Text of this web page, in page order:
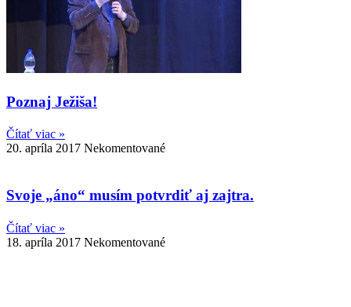
Poznaj Ježiša!
Čítať viac »
20. apríla 2017 Nekomentované
Svoje „áno“ musím potvrdiť aj zajtra.
Čítať viac »
18. apríla 2017 Nekomentované